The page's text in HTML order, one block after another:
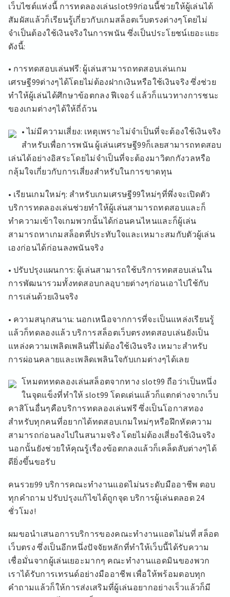
เว็บไซต์แห่งนี้ การทดลองเล่นslot99ก่อนนี้ช่วยให้ผู้เล่นได้
สัมผัสแล้วก็เรียนรู้เกี่ยวกับเกมสล็อตเว็บตรงต่างๆโดยไม่
จำเป็นต้องใช้เงินจริงในการพนัน ซึ่งเป็นประโยชน์เยอะแยะ
ดังนี้:
• การทดสอบเล่นฟรี: ผู้เล่นสามารถทดสอบเล่นเกม
เศรษฐี99ต่างๆได้โดยไม่ต้องฝากเงินหรือใช้เงินจริง ซึ่งช่วย
ทำให้ผู้เล่นได้ศึกษาข้อตกลง ฟีเจอร์ แล้วก็แนวทางการชนะ
ของเกมต่างๆได้ให้ถี่ถ้วน
• ไม่มีความเสี่ยง: เหตุเพราะไม่จำเป็นที่จะต้องใช้เงินจริง
สำหรับเพื่อการพนัน ผู้เล่นเศรษฐี99ก็เลยสามารถทดสอบ
เล่นได้อย่างอิสระโดยไม่จำเป็นที่จะต้องมาวิตกกังวลหรือ
กลุ้มใจเกี่ยวกับการเสี่ยงสำหรับในการขาดทุน
• เรียนเกมใหม่ๆ: สำหรับเกมเศรษฐี99ใหม่ๆที่พึ่งจะเปิดตัว
บริการทดลองเล่นช่วยทำให้ผู้เล่นสามารถทดสอบและก็
ทำความเข้าใจเกมพวกนั้นได้ก่อนคนไหนและก็ผู้เล่น
สามารถหาเกมสล็อตที่ประทับใจและเหมาะสมกับตัวผู้เล่น
เองก่อนได้ก่อนลงพนันจริง
• ปรับปรุงแผนการ: ผู้เล่นสามารถใช้บริการทดสอบเล่นใน
การพัฒนารวมทั้งทดสอบกลอุบายต่างๆก่อนเอาไปใช้กับ
การเล่นด้วยเงินจริง
• ความสนุกสนาน: นอกเหนือจากการที่จะเป็นแหล่งเรียนรู้
แล้วก็ทดลองแล้ว บริการสล็อตเว็บตรงทดสอบเล่นยังเป็น
แหล่งความเพลิดเพลินที่ไม่ต้องใช้เงินจริง เหมาะสำหรับ
การผ่อนคลายและเพลิดเพลินใจกับเกมต่างๆได้เลย
โหมดททดลองเล่นสล็อตจากทาง slot99 ถือว่าเป็นหนึ่ง
ในจุดแข็งที่ทำให้ slot99 โดดเด่นแล้วก็แตกต่างจากเว็บ
คาสิโนอื่นๆคือบริการทดลองเล่นฟรี ซึ่งเป็นโอกาสทอง
สำหรับทุกคนที่อยากได้ทดสอบเกมใหม่ๆหรือฝึกหัดความ
สามารถก่อนลงไปในสนามจริง โดยไม่ต้องเสี่ยงใช้เงินจริง
นอกนั้นยังช่วยให้คุณรู้เรื่องข้อตกลงแล้วก็เคล็ดลับต่างๆได้
ดียิ่งขึ้นขอรับ
คนรวย99 บริการคณะทำงานแอดไม่นระดับมืออาชีพ ตอบ
ทุกคำถาม ปรับปรุงแก้ไขได้ถูกจุด บริการผู้เล่นตลอด 24
ชั่วโมง!
ผมขอนำเสนอการบริการของคณะทำงานแอดไม่นที่ สล็อต
เว็บตรง ซึ่งเป็นอีกหนึ่งปัจจัยหลักที่ทำให้เว็บนี้ได้รับความ
เชื่อมั่นจากผู้เล่นเยอะมากๆ คณะทำงานแอดมินของพวก
เราได้รับการเทรนด์อย่างมืออาชีพ เพื่อให้พร้อมตอบทุก
คำถามแล้วก็ให้การส่งเสริมที่ผู้เล่นอยากอย่างเร็วแล้วก็มี